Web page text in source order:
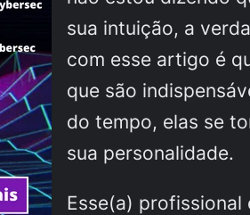
sua intuição, a
com esse artigo é
que são
do tempo, elas se
sua personalidade.
Esse(a)